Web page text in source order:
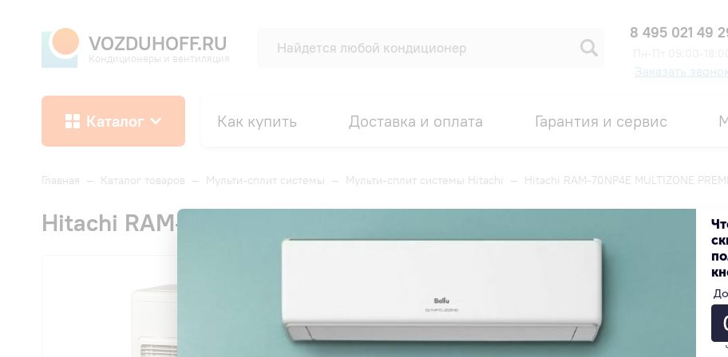
VOZDUHOFF.RU
Кондиционеры и вентиляция
8 495 021 49
Заказать
Каталог Как купить Доставка и оплата Гарантия и сервис
Главная — Каталог товаров — Мульти-сплит системы — Мульти-сплит системы Hitachi — Hitachi RAM-70NP4E MULTIZONE
Hitachi RAM-70NP4E MULTIZONE PREMIUM (R32) наружный
В наличии на складе